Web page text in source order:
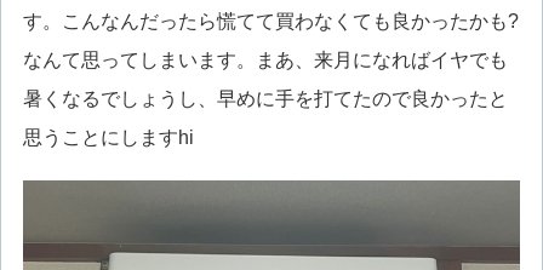
す。こんなんだったら慌てて買わなくても良かったかも?
なんて思ってしまいます。まあ、来月になればイヤでも
暑くなるでしょうし、早めに手を打てたので良かったと
思うことにしますhi